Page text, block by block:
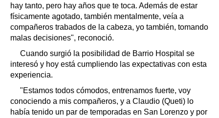
hay tanto, pero hay años que te toca. Además de estar
físicamente agotado, también mentalmente, veía a
compañeros trabados de la cabeza, yo también, tomando
malas decisiones", reconoció.
Cuando surgió la posibilidad de Barrio Hospital se
interesó y hoy está cumpliendo las expectativas con esta
experiencia.
"Estamos todos cómodos, entrenamos fuerte, voy
conociendo a mis compañeros, y a Claudio (Queti) lo
había tenido un par de temporadas en San Lorenzo y por